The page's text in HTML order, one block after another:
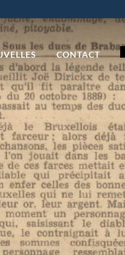
CONTACT